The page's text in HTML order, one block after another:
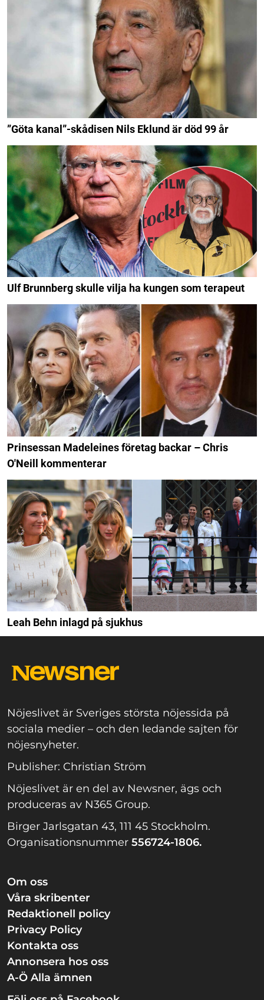
”Göta kanal”-skådisen Nils Eklund är död 99 år
Ulf Brunnberg skulle vilja ha kungen som terapeut
Prinsessan Madeleines företag backar – Chris
O'Neill kommenterar
Leah Behn inlagd på sjukhus
Nöjeslivet är Sveriges största nöjessida på
sociala medier – och den ledande sajten för
nöjesnyheter.
Publisher: Christian Ström
Nöjeslivet är en del av Newsner, ägs och
produceras av N365 Group.
Birger Jarlsgatan 43, 111 45 Stockholm.
Organisationsnummer 556724-1806.
Om oss
Våra skribenter
Redaktionell policy
Privacy Policy
Kontakta oss
Annonsera hos oss
A-Ö Alla ämnen